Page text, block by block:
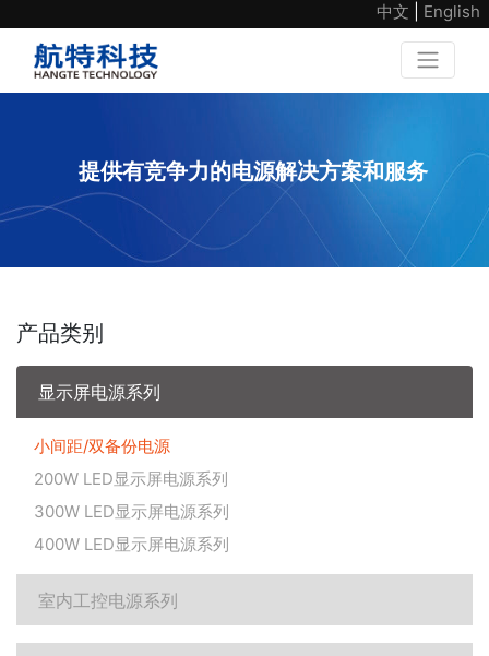
中文 English
提供有竞争力的电源解决方案和服务
产品类别
显示屏电源系列
小间距/双备份电源
200W LED显示屏电源系列
300W LED显示屏电源系列
400W LED显示屏电源系列
室内工控电源系列